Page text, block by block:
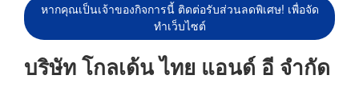
หากคุณเป็นเจ้าของกิจการนี้ ติดต่อรับส่วนลดพิเศษ! เพื่อจัด
ทำเว็บไซต์
บริษัท โกลเด้น ไทย แอนด์ อี จำกัด